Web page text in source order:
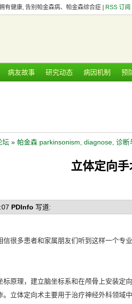
有健康, 告别帕金森病、帕金森综合症 | RSS 订阅
病友故事 研究动态 病因机制 预
坛 » 帕金森 parkinsonism, diagnose, 诊断
立体定向
PDInfo 写道:
很多患者和家属朋友们听到这样一个专
标原理，建立脑坐标系和在颅骨上安装
立体定向术主要用于治疗神经外科领